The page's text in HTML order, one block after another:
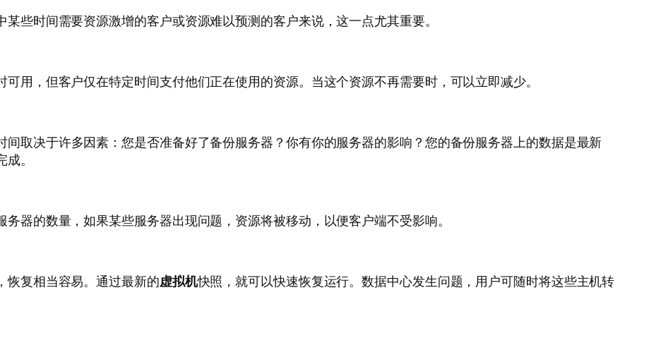
些时间需要资源激增的客户或资源难以预测的客户来说，这一点尤其重要。
用，但客户仅在特定时间支付他们正在使用的资源。当这个资源不再需要时，可以立即减少。
间取决于许多因素：您是否准备好了备份服务器？你有你的服务器的影响？您的备份服务器上的数据是最新
。
器的数量，如果某些服务器出现问题，资源将被移动，以便客户端不受影响。
恢复相当容易。通过最新的虚拟机快照，就可以快速恢复运行。数据中心发生问题，用户可随时将这些主机转